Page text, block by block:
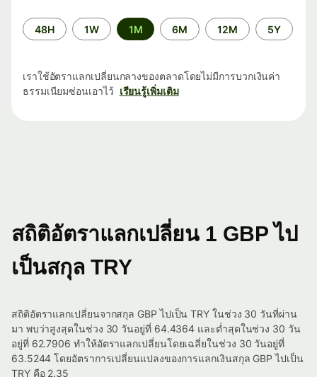
ระยะ
เวลา
48H 1W 1M 6M 12M 5Y
เราใช้อัตราแลกเปลี่ยนกลางของตลาดโดยไม่มีการบวกเงินค่า
ธรรมเนียมซ่อนเอาไว้ เรียนรู้เพิ่มเติม
สถิติอัตราแลกเปลี่ยน 1 GBP ไป
เป็นสกุล TRY
สถิติอัตราแลกเปลี่ยนจากสกุล GBP ไปเป็น TRY ในช่วง 30 วันที่ผ่าน
มา พบว่าสูงสุดในช่วง 30 วันอยู่ที่ 64.4364 และต่ำสุดในช่วง 30 วัน
อยู่ที่ 62.7906 ทำให้อัตราแลกเปลี่ยนโดยเฉลี่ยในช่วง 30 วันอยู่ที่
63.5244 โดยอัตราการเปลี่ยนแปลงของการแลกเงินสกุล GBP ไปเป็น
TRY คือ 2.35